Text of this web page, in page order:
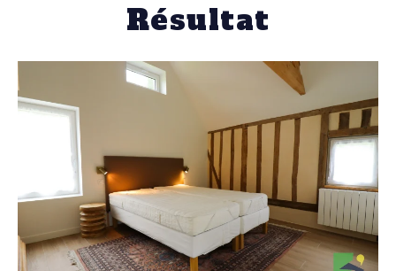
Résultat